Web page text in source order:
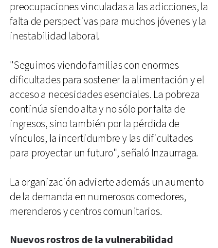
preocupaciones vinculadas a las adicciones, la
falta de perspectivas para muchos jóvenes y la
inestabilidad laboral.
"Seguimos viendo familias con enormes
dificultades para sostener la alimentación y el
acceso a necesidades esenciales. La pobreza
continúa siendo alta y no sólo por falta de
ingresos, sino también por la pérdida de
vínculos, la incertidumbre y las dificultades
para proyectar un futuro", señaló Inzaurraga.
La organización advierte además un aumento
de la demanda en numerosos comedores,
merenderos y centros comunitarios.
Nuevos rostros de la vulnerabilidad